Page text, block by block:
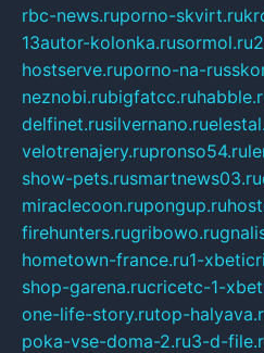
rbc-news.ruporno-skvirt.ru
13autor-kolonka.rusormol.ru
hostserve.ruporno-na-
neznobi.rubigfatcc.ru
delfinet.rusilvernano.ru
velotrenajery.rupronso54.ru
show-pets.rusmartnews03.ru
miraclecoon.rupongup.ru
firehunters.rugribowo.ru
hometown-france.ru1-
shop-garena.rucricetc-1-
one-life-story.rutop-
poka-vse-doma-2.ru3-d-